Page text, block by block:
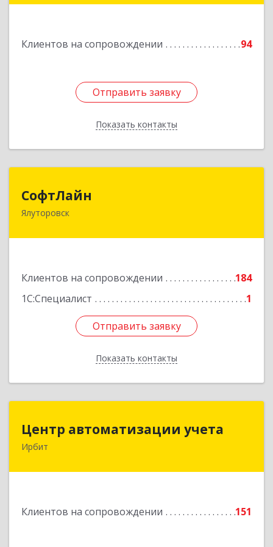
Клиентов на сопровождении 94
Отправить заявку
Показать контакты
Отправить заявку
Назад
СофтЛайн
Ялуторовск
Клиентов на сопровождении
184
1С:Специалист
1
Отправить заявку
Показать контакты
627010, Тюменская обл, Ялуторовский р-н,
Отправить заявку
Назад
Центр автоматизации учета
Ирбит
Клиентов на сопровождении 151
623854, Свердловская обл, Ирбит г, Маршала